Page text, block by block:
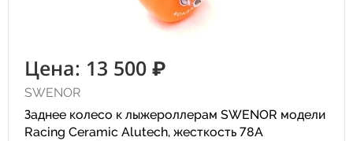
Цена: 13 500 ₽
SWENOR
Заднее колесо к лыжероллерам SWENOR модели
Racing Ceramic Alutech, жесткость 78A